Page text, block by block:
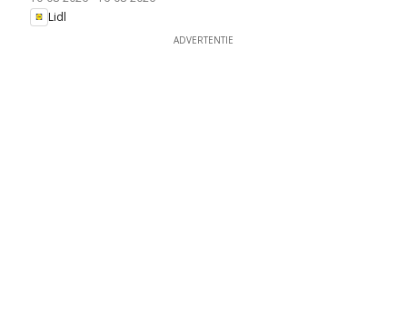
Lidl
ADVERTENTIE